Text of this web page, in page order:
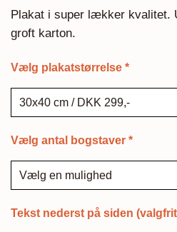
Plakat i super lækker kvalitet.
groft karton.
Vælg plakatstørrelse *
Vælg antal bogstaver *
Tekst nederst på siden